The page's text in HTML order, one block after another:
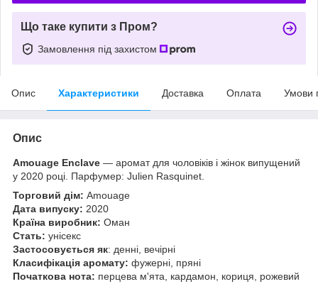
Що таке купити з Пром?
Замовлення під захистом
Опис Характеристики Доставка Оплата Умови
Опис
Amouage Enclave — аромат для чоловіків і жінок випущений
у 2020 році. Парфумер: Julien Rasquinet.
Торговий дім: Amouage
Дата випуску: 2020
Країна виробник: Оман
Стать: унісекс
Застосовується як: денні, вечірні
Класифікація аромату: фужерні, пряні
Початкова нота: перцева м'ята, кардамон, кориця, рожевий